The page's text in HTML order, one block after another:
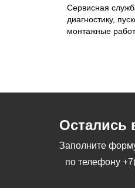
Сервисная
диагностику,
монтажные
Остались
Заполните
по телефону